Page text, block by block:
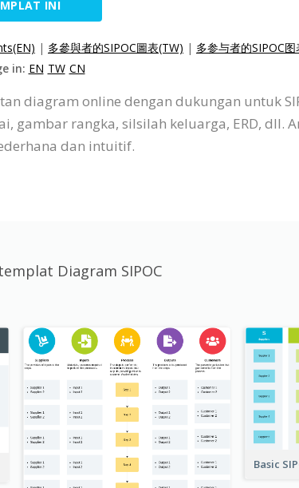
INI
| 多參與者的SIPOC圖表(TW) | 多参与者的SIPOC图
in: EN TW CN
diagram online dengan dukungan untuk
gambar rangka, silsilah keluarga, ERD, dll.
dan intuitif.
Diagram SIPOC
Basic